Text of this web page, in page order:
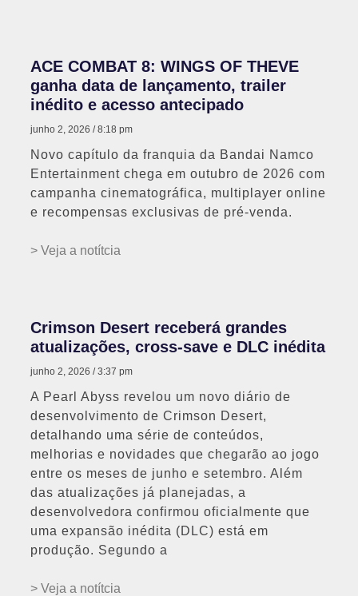
ACE COMBAT 8: WINGS OF THEVE
ganha data de lançamento, trailer
inédito e acesso antecipado
junho 2, 2026 8:18 pm
Novo capítulo da franquia da Bandai Namco
Entertainment chega em outubro de 2026 com
campanha cinematográfica, multiplayer online
e recompensas exclusivas de pré-venda.
> Veja a notítcia
Crimson Desert receberá grandes
atualizações, cross-save e DLC inédita
junho 2, 2026 3:37 pm
A Pearl Abyss revelou um novo diário de
desenvolvimento de Crimson Desert,
detalhando uma série de conteúdos,
melhorias e novidades que chegarão ao jogo
entre os meses de junho e setembro. Além
das atualizações já planejadas, a
desenvolvedora confirmou oficialmente que
uma expansão inédita (DLC) está em
produção. Segundo a
> Veja a notítcia